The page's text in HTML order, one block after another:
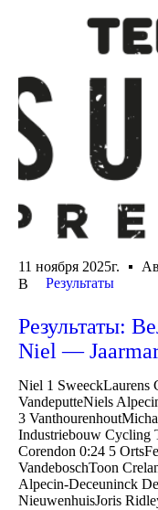
11 ноября 2025г.
В
Результаты
Результаты:
Niel —
Niel 1 SweeckLaurens
VandeputteNiels
3
Industriebouw Cycling
Corendon 0:24 5
VandeboschToon
Alpecin-Deceuninck
NieuwenhuisJoris